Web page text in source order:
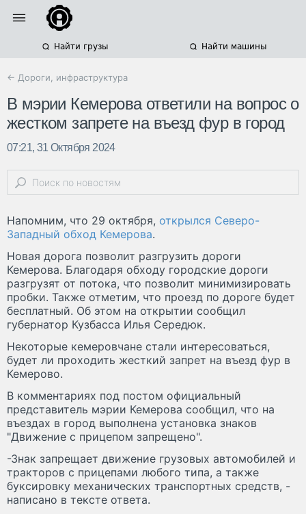
Найти грузы Найти машины
← Дороги, инфраструктура
В мэрии Кемерова ответили на вопрос о
жестком запрете на въезд фур в город
07:21, 31 Октября 2024
Напомним, что 29 октября, открылся Северо-
Западный обход Кемерова.
Новая дорога позволит разгрузить дороги
Кемерова. Благодаря обходу городские дороги
разгрузят от потока, что позволит минимизировать
пробки. Также отметим, что проезд по дороге будет
бесплатный. Об этом на открытии сообщил
губернатор Кузбасса Илья Середюк.
Некоторые кемеровчане стали интересоваться,
будет ли проходить жесткий запрет на въезд фур в
Кемерово.
В комментариях под постом официальный
представитель мэрии Кемерова сообщил, что на
въездах в город выполнена установка знаков
"Движение с прицепом запрещено".
-Знак запрещает движение грузовых автомобилей и
тракторов с прицепами любого типа, а также
буксировку механических транспортных средств, -
написано в тексте ответа.